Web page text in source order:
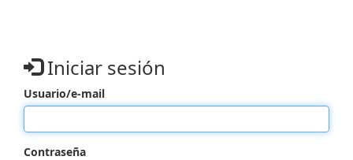
Iniciar sesión
Usuario/e-mail
Contraseña